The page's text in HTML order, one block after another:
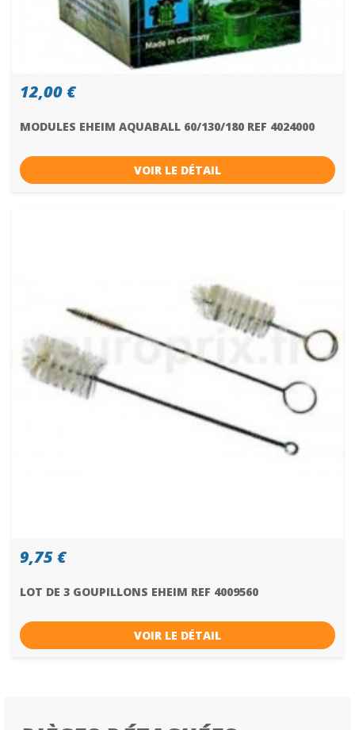
12,00 €
MODULES EHEIM AQUABALL 60/130/180 REF 4024000
VOIR LE DÉTAIL
9,75 €
LOT DE 3 GOUPILLONS EHEIM REF 4009560
VOIR LE DÉTAIL